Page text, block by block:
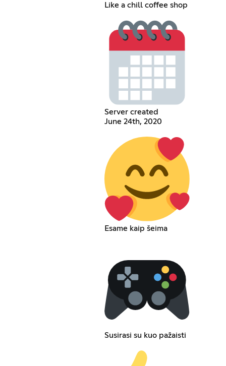
Like a chill coffee shop
Server created
June 24th, 2020
Esame kaip šeima
Susirasi su kuo pažaisti